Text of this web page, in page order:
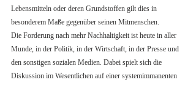
Lebensmitteln oder deren Grundstoffen gilt dies in
besonderem Maße gegenüber seinen Mitmenschen.
Die Forderung nach mehr Nachhaltigkeit ist heute in aller
Munde, in der Politik, in der Wirtschaft, in der Presse und
den sonstigen sozialen Medien. Dabei spielt sich die
Diskussion im Wesentlichen auf einer systemimmanenten